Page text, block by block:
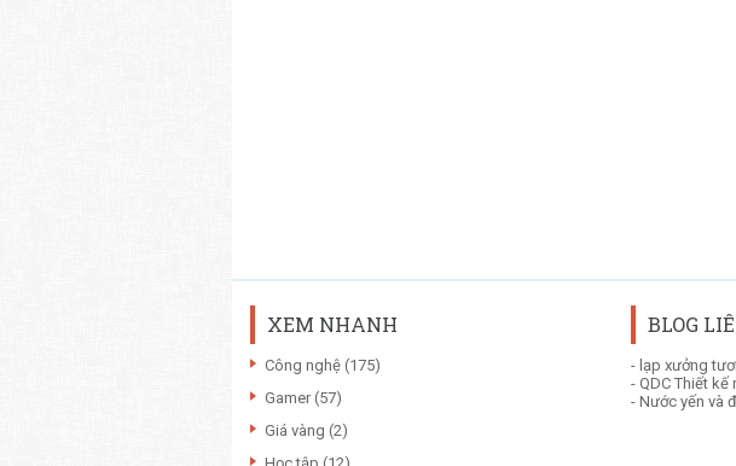
XEM NHANH
Công nghệ (175)
Gamer (57)
Giá vàng (2)
BLOG
- lạp xưởng tươi
- QDC Thiết kế
- Nước yến và